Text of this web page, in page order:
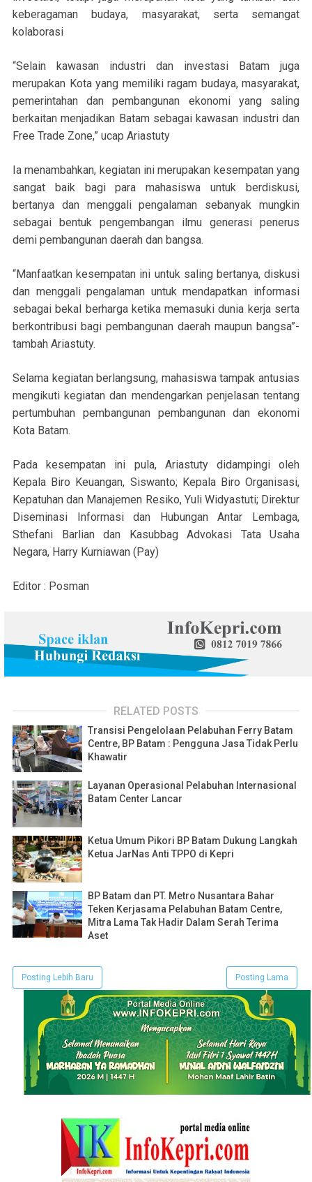
keberagaman budaya, masyarakat, serta semangat
kolaborasi
“Selain kawasan industri dan investasi Batam juga
merupakan Kota yang memiliki ragam budaya, masyarakat,
pemerintahan dan pembangunan ekonomi yang saling
berkaitan menjadikan Batam sebagai kawasan industri dan
Free Trade Zone,” ucap Ariastuty
Ia menambahkan, kegiatan ini merupakan kesempatan yang
sangat baik bagi para mahasiswa untuk berdiskusi,
bertanya dan menggali pengalaman sebanyak mungkin
sebagai bentuk pengembangan ilmu generasi penerus
demi pembangunan daerah dan bangsa.
“Manfaatkan kesempatan ini untuk saling bertanya, diskusi
dan menggali pengalaman untuk mendapatkan informasi
sebagai bekal berharga ketika memasuki dunia kerja serta
berkontribusi bagi pembangunan daerah maupun bangsa”-
tambah Ariastuty.
Selama kegiatan berlangsung, mahasiswa tampak antusias
mengikuti kegiatan dan mendengarkan penjelasan tentang
pertumbuhan pembangunan pembangunan dan ekonomi
Kota Batam.
Pada kesempatan ini pula, Ariastuty didampingi oleh
Kepala Biro Keuangan, Siswanto; Kepala Biro Organisasi,
Kepatuhan dan Manajemen Resiko, Yuli Widyastuti; Direktur
Diseminasi Informasi dan Hubungan Antar Lembaga,
Sthefani Barlian dan Kasubbag Advokasi Tata Usaha
Negara, Harry Kurniawan (Pay)
Editor : Posman
RELATED POSTS
Transisi Pengelolaan Pelabuhan Ferry Batam
Centre, BP Batam : Pengguna Jasa Tidak Perlu
Khawatir
Layanan Operasional Pelabuhan Internasional
Batam Center Lancar
Ketua Umum Pikori BP Batam Dukung Langkah
Ketua JarNas Anti TPPO di Kepri
BP Batam dan PT. Metro Nusantara Bahar
Teken Kerjasama Pelabuhan Batam Centre,
Mitra Lama Tak Hadir Dalam Serah Terima
Aset
Posting Lebih Baru Posting Lama